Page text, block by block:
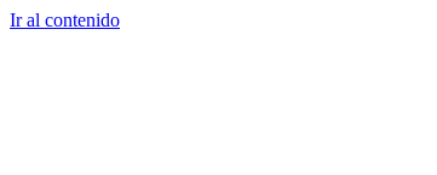
Ir al contenido